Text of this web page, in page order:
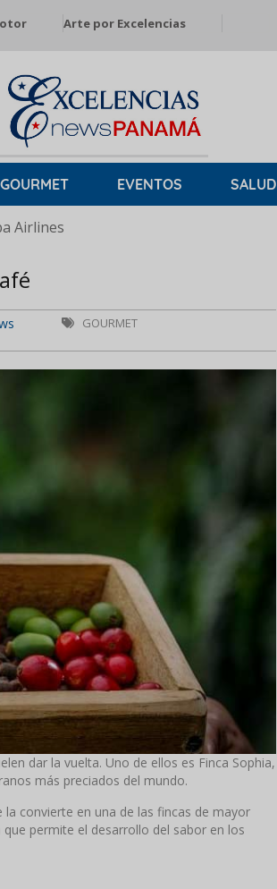
Arte por Excelencias
GOURMET EVENTOS SALUD
Airlines
GOURMET
dar la vuelta. Uno de ellos es Finca Sophia,
más preciados del mundo.
convierte en una de las fincas de mayor
permite el desarrollo del sabor en los